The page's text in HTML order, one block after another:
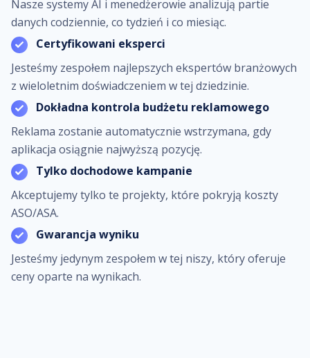
Nasze systemy AI i menedżerowie analizują partie
danych codziennie, co tydzień i co miesiąc.
Certyfikowani eksperci
Jesteśmy zespołem najlepszych ekspertów branżowych
z wieloletnim doświadczeniem w tej dziedzinie.
Dokładna kontrola budżetu reklamowego
Reklama zostanie automatycznie wstrzymana, gdy
aplikacja osiągnie najwyższą pozycję.
Tylko dochodowe kampanie
Akceptujemy tylko te projekty, które pokryją koszty
ASO/ASA.
Gwarancja wyniku
Jesteśmy jedynym zespołem w tej niszy, który oferuje
ceny oparte na wynikach.